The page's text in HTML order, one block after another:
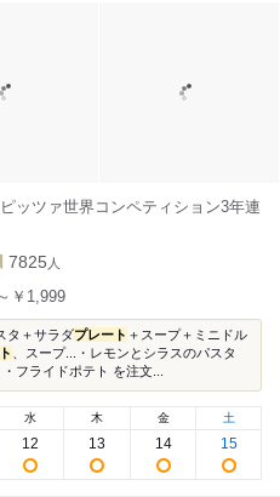
ッツァ世界コンペティション3年連
7825 人
￥1,999
タ＋サラダプレート ＋スープ＋ミニドル
、スープ...・レモンとシラスのパスタ
フライドポテト を注文...
水
12
木
13
金
14
土
15